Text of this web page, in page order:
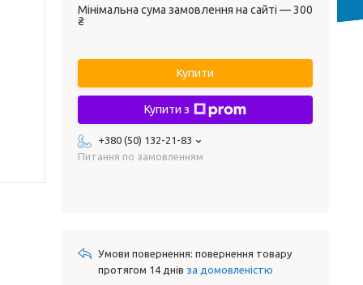
Мінімальна сума замовлення на сайті — 300
₴
Купити
Купити з
+380 (50) 132-21-83
Питання по замовленням
повернення товару
протягом 14 днів за домовленістю